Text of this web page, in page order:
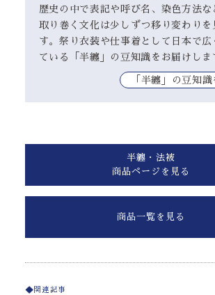
歴史の中で表記や呼び名、染色方法な
取り巻く文化は少しずつ移り変わりを
す。祭り衣装や仕事着として日本で広
ている「半纏」の豆知識をお届けしま
｢半纏」の豆知識
商品一覧を見る
半纏・法被
商品ページを見る
関連記事